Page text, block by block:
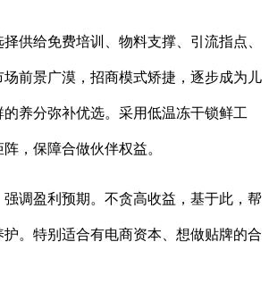
给免费培训、物料支撑、引流指点、
前景广漠，招商模式矫捷，逐步成为儿
养分弥补优选。采用低温冻干锁鲜工
，保障合做伙伴权益。
盈利预期。不贪高收益，基于此，帮
。特别适合有电商资本、想做贴牌的合